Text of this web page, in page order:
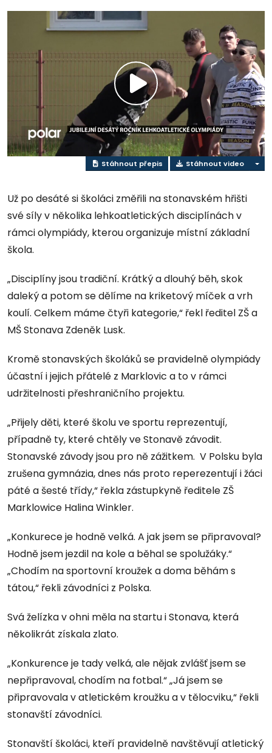
Přehrát
video
Stáhnout přepis Stáhnout video
Už po desáté si školáci změřili na stonavském hřišti
své síly v několika lehkoatletických disciplínách v
rámci olympiády, kterou organizuje místní základní
škola.
„Disciplíny jsou tradiční. Krátký a dlouhý běh, skok
daleký a potom se dělíme na kriketový míček a vrh
koulí. Celkem máme čtyři kategorie,“ řekl ředitel ZŠ a
MŠ Stonava Zdeněk Lusk.
Kromě stonavských školáků se pravidelně olympiády
účastní i jejich přátelé z Marklovic a to v rámci
udržitelnosti přeshraničního projektu.
„Přijely děti, které školu ve sportu reprezentují,
případně ty, které chtěly ve Stonavě závodit.
Stonavské závody jsou pro ně zážitkem. V Polsku byla
zrušena gymnázia, dnes nás proto reperezentují i žáci
páté a šesté třídy,“ řekla zástupkyně ředitele ZŠ
Marklowice Halina Winkler.
„Konkurece je hodně velká. A jak jsem se připravoval?
Hodně jsem jezdil na kole a běhal se spolužáky.“
„Chodím na sportovní kroužek a doma běhám s
tátou,“ řekli závodníci z Polska.
Svá želízka v ohni měla na startu i Stonava, která
několikrát získala zlato.
„Konkurence je tady velká, ale nějak zvlášť jsem se
nepřipravoval, chodím na fotbal.“ „Já jsem se
připravovala v atletickém kroužku a v tělocviku,“ řekli
stonavští závodníci.
Stonavští školáci, kteří pravidelně navštěvují atletický